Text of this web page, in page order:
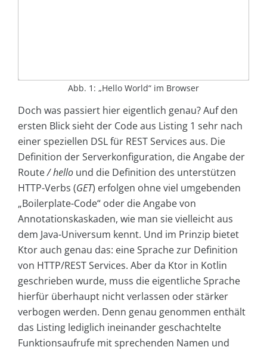
Abb. 1: „Hello World“ im Browser
Doch was passiert hier eigentlich genau? Auf den
ersten Blick sieht der Code aus Listing 1 sehr nach
einer speziellen DSL für REST Services aus. Die
Definition der Serverkonfiguration, die Angabe der
Route/ hello und die Definition des unterstützen
HTTP-Verbs (GET) erfolgen ohne viel umgebenden
„Boilerplate-Code“ oder die Angabe von
Annotationskaskaden, wie man sie vielleicht aus
dem Java-Universum kennt. Und im Prinzip bietet
Ktor auch genau das: eine Sprache zur Definition
von HTTP/REST Services. Aber da Ktor in Kotlin
geschrieben wurde, muss die eigentliche Sprache
hierfür überhaupt nicht verlassen oder stärker
verbogen werden. Denn genau genommen enthält
das Listing lediglich ineinander geschachtelte
Funktionsaufrufe mit sprechenden Namen und